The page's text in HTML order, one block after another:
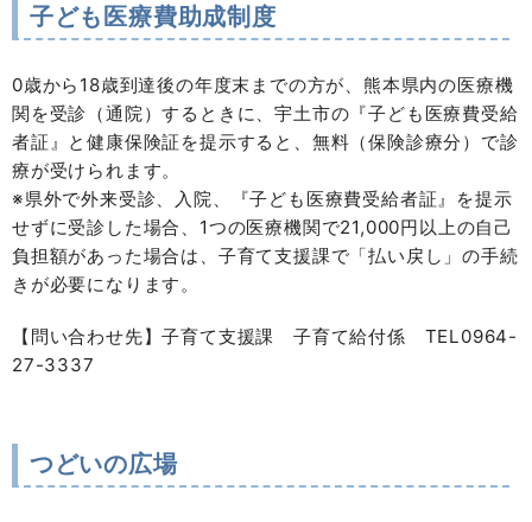
子ども医療費助成制度
0歳から18歳到達後の年度末までの方が、熊本県内の医療機
関を受診（通院）するときに、宇土市の『子ども医療費受給
者証』と健康保険証を提示すると、無料（保険診療分）で診
療が受けられます。
※県外で外来受診、入院、『子ども医療費受給者証』を提示
せずに受診した場合、1つの医療機関で21,000円以上の自己
負担額があった場合は、子育て支援課で「払い戻し」の手続
きが必要になります。
【問い合わせ先】子育て支援課 子育て給付係 TEL0964-
27-3337
つどいの広場